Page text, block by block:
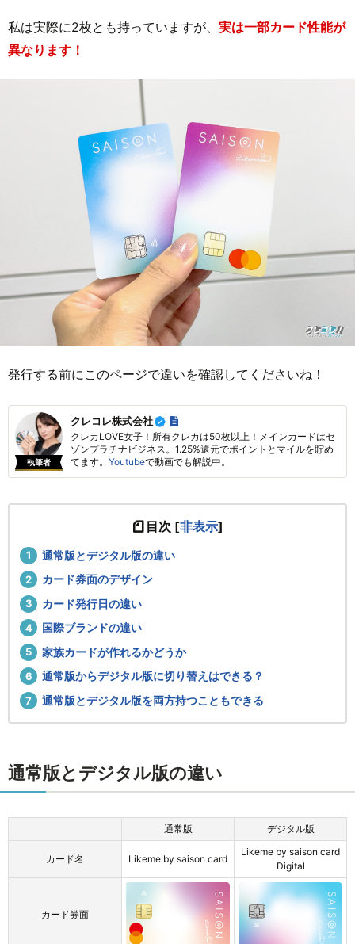
私は実際に2枚とも持っていますが、 実は一部カード性能が
異なります！
発行する前にこのページで違いを確認してくださいね！
執筆者
クレコレ株式会社
クレカLOVE女子！所有クレカは50枚以上！メインカードはセ
ゾンプラチナビジネス。1.25%還元でポイントとマイルを貯め
てます。 Youtubeで動画でも解説中。
目次 [非表示]
通常版とデジタル版の違い
カード券面のデザイン
カード発行日の違い
国際ブランドの違い
家族カードが作れるかどうか
通常版からデジタル版に切り替えはできる？
通常版とデジタル版を両方持つこともできる
通常版とデジタル版の違い
通常版 デジタル版
カード名 Likeme by saison card
Likeme by saison card
Digital
カード券面